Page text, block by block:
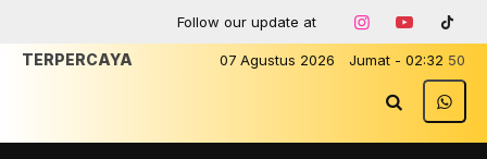
Follow our update at
07 Agustus 2026 Jumat - 02:32 50
TERPERCAYA